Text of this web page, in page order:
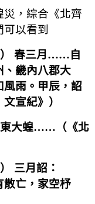
，綜合《北齊
以看到
） 春三月 ……自
、畿內八郡大
雨。甲辰，詔
文宣紀》 ）
大蝗……（ 《北
） 三月詔：
散亡，家空杼